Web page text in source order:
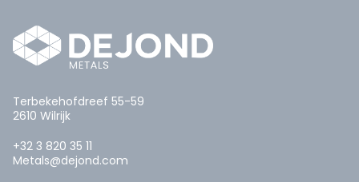
Terbekehofdreef 55-59
2610 Wilrijk
+32 3 820 35 11
Metals@dejond.com